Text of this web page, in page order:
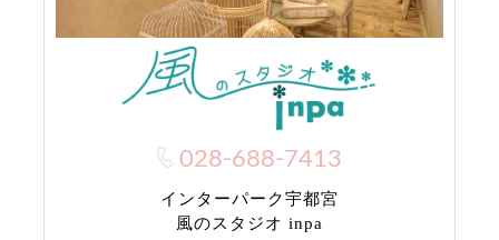
028-688-7413
インターパーク宇都宮
風のスタジオ inpa